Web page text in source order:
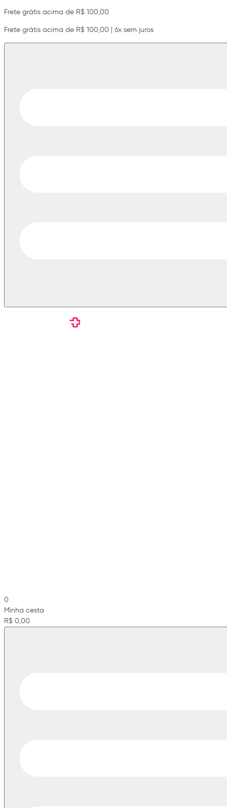
Frete grátis acima de R$ 100,00
Frete grátis acima de R$ 100,00 | 6x sem juros
0
Minha cesta
R$ 0,00